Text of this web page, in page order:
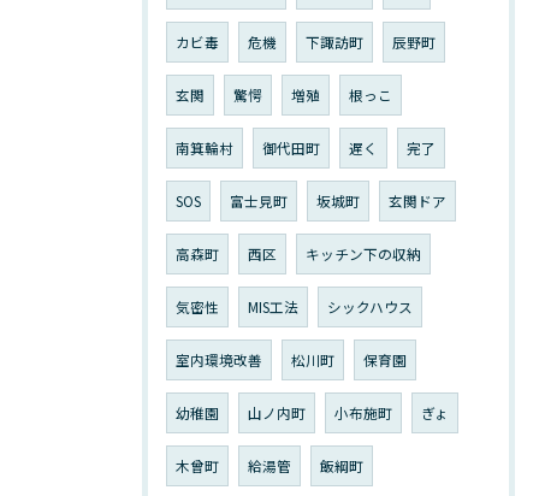
カビ毒 危機 下諏訪町 辰野町
玄関 驚愕 増殖 根っこ
南箕輪村 御代田町 遅く 完了
SOS 富士見町 坂城町 玄関ドア
高森町 西区 キッチン下の収納
気密性 MIS工法 シックハウス
室内環境改善 松川町 保育園
幼稚園 山ノ内町 小布施町 ぎょ
木曾町 給湯管 飯綱町